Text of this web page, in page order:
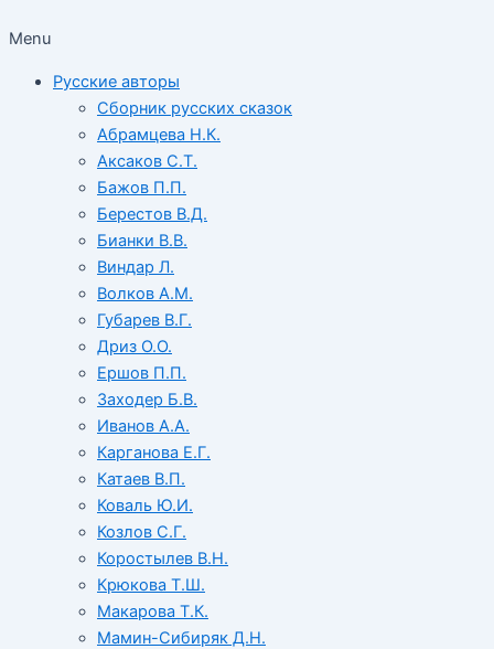
Menu
Русские авторы
Сборник русских сказок
Абрамцева Н.К.
Аксаков С.Т.
Бажов П.П.
Берестов В.Д.
Бианки В.В.
Виндар Л.
Волков А.М.
Губарев В.Г.
Дриз О.О.
Ершов П.П.
Заходер Б.В.
Иванов А.А.
Карганова Е.Г.
Катаев В.П.
Коваль Ю.И.
Козлов С.Г.
Коростылев В.Н.
Крюкова Т.Ш.
Макарова Т.К.
Мамин-Сибиряк Д.Н.